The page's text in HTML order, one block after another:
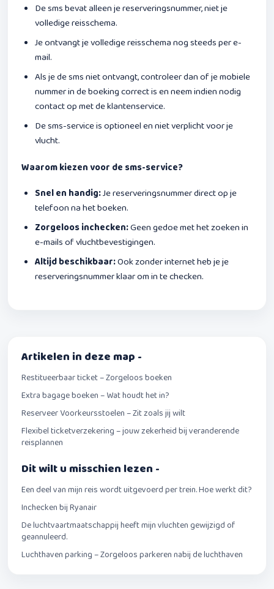
De sms bevat alleen je reserveringsnummer, niet je
volledige reisschema.
Je ontvangt je volledige reisschema nog steeds per e-
mail.
Als je de sms niet ontvangt, controleer dan of je mobiele
nummer in de boeking correct is en neem indien nodig
contact op met de klantenservice.
De sms-service is optioneel en niet verplicht voor je
vlucht.
Waarom kiezen voor de sms-service?
Snel en handig:Je reserveringsnummer direct op je
telefoon na het boeken.
Zorgeloos inchecken:Geen gedoe met het zoeken in
e-mails of vluchtbevestigingen.
Altijd beschikbaar:Ook zonder internet heb je je
reserveringsnummer klaar om in te checken.
Artikelen in deze map -
Restitueerbaar ticket – Zorgeloos boeken
Extra bagage boeken – Wat houdt het in?
Reserveer Voorkeursstoelen – Zit zoals jij wilt
Flexibel ticketverzekering – jouw zekerheid bij veranderende
reisplannen
Dit wilt u misschien lezen -
Een deel van mijn reis wordt uitgevoerd per trein. Hoe werkt dit?
Inchecken bij Ryanair
De luchtvaartmaatschappij heeft mijn vluchten gewijzigd of
geannuleerd.
Luchthaven parking – Zorgeloos parkeren nabij de luchthaven